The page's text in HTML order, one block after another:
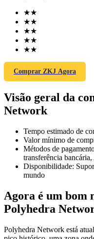
Futuros de
TradFi
Derivativos de ações,
★★
★★
★★
★★
★★
Comprar ZKJ Agora
Visão geral da
Network
Tempo estimado de
Valor mínimo de
Métodos de
transferência
Disponibilidade:
mundo
Agora é um bom
Polyhedra
Polyhedra Network está